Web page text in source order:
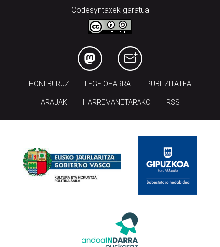
Codesyntaxek garatua
HONI BURUZ LEGE OHARRA PUBLIZITATEA
ARAUAK HARREMANETARAKO RSS